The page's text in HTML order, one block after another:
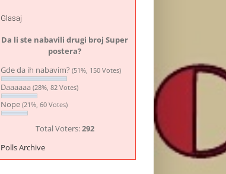
Glasaj
Da li ste nabavili drugi broj Super
postera?
Gde da ih nabavim? (51%, 150 Votes)
Daaaaaa (28%, 82 Votes)
Nope (21%, 60 Votes)
Total Voters:292
Polls Archive